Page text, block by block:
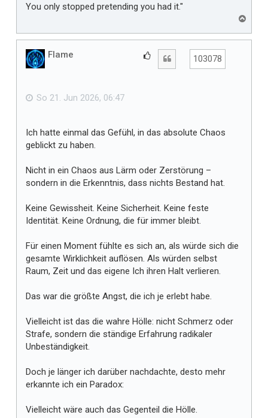
You only stopped pretending you had it."
c
Flame
t
r
103078
So 21. Jun 2026, 06:47
Ich hatte einmal das Gefühl, in das absolute Chaos
geblickt zu haben.
Nicht in ein Chaos aus Lärm oder Zerstörung –
sondern in die Erkenntnis, dass nichts Bestand hat.
Keine Gewissheit. Keine Sicherheit. Keine feste
Identität. Keine Ordnung, die für immer bleibt.
Für einen Moment fühlte es sich an, als würde sich die
gesamte Wirklichkeit auflösen. Als würden selbst
Raum, Zeit und das eigene Ich ihren Halt verlieren.
Das war die größte Angst, die ich je erlebt habe.
Vielleicht ist das die wahre Hölle: nicht Schmerz oder
Strafe, sondern die ständige Erfahrung radikaler
Unbeständigkeit.
Doch je länger ich darüber nachdachte, desto mehr
erkannte ich ein Paradox:
Vielleicht wäre auch das Gegenteil die Hölle.